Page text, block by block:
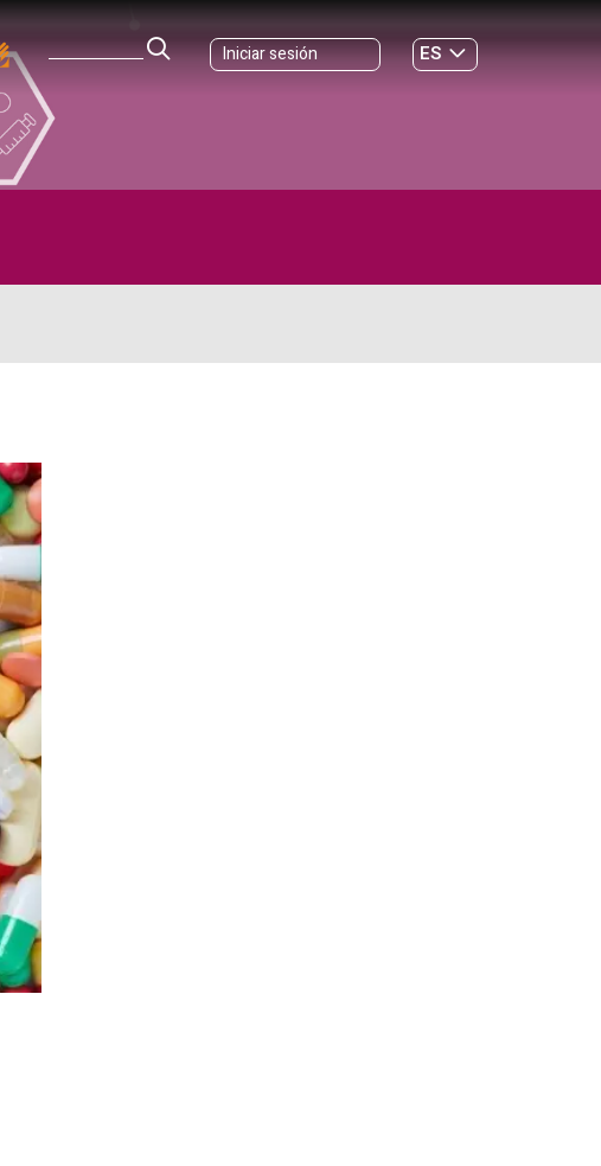
Iniciar sesión
ES
GL